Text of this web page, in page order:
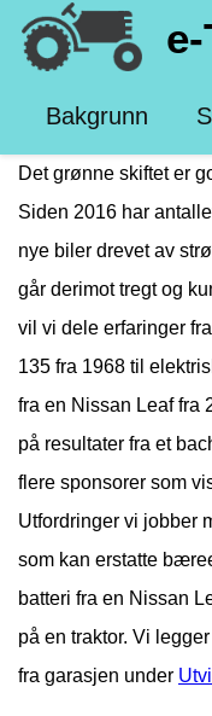
Bakgrunn
Velkommen
Det grønne skiftet er
Siden 2016 har
nye biler drevet av
går derimot tregt og
vil vi dele erfaringer
135 fra 1968 til
fra en Nissan Leaf fra
på resultater fra et
flere sponsorer som
Utfordringer vi jobber
som kan erstatte
batteri fra en Nissan
på en traktor. Vi
fra garasjen under